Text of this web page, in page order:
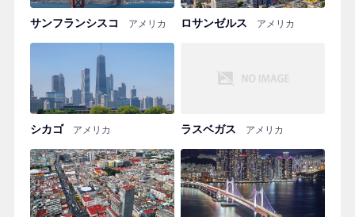
サンフランシスコ アメリカ ロサンゼルス アメリカ
シカゴ アメリカ ラスベガス アメリカ